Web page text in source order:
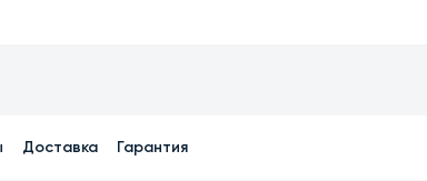
Доставка Гарантия